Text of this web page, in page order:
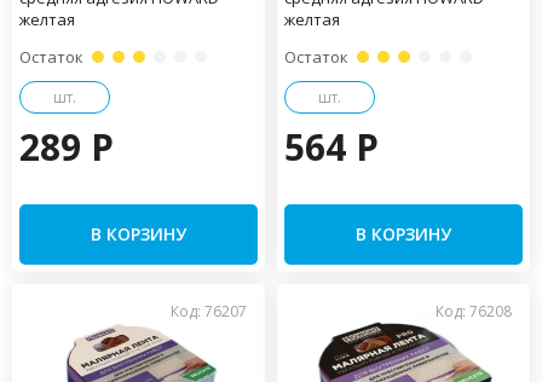
желтая
Остаток
шт.
289 P
В КОРЗИНУ
желтая
Остаток
шт.
564 P
В КОРЗИНУ
Код: 76207 Код: 76208